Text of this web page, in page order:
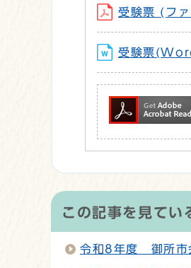
受験票 (フ
受験票
この記事を見てい
令和8年度 御所市